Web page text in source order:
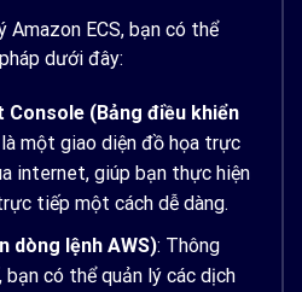
Amazon ECS, bạn có thể
dưới đây:
Console (Bảng điều khiển
một giao diện đồ họa trực
internet, giúp bạn thực hiện
tiếp một cách dễ dàng.
dòng lệnh AWS): Thông
bạn có thể quản lý các dịch